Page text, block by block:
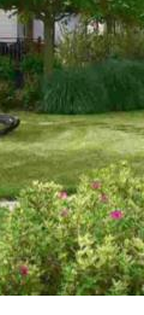
tutto
che
Palace
corsi di
che si
che